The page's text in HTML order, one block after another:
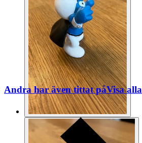
Andra har även tittat påVisa alla